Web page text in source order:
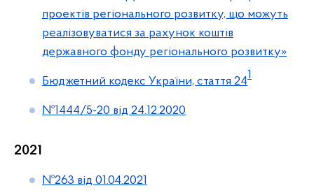
проектів регіонального розвитку, що можуть
реалізовуватися за рахунок коштів
державного фонду регіонального розвитку»
Бюджетний кодекс України, стаття 241
№1444/5-20 від 24.12.2020
2021
№263 від 01.04.2021